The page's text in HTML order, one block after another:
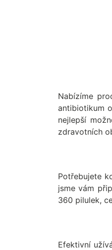
Nabízíme
antibiotikum
nejlepší
zdravotních
Potřebujete
jsme vám
360 pilulek,
Efektivní